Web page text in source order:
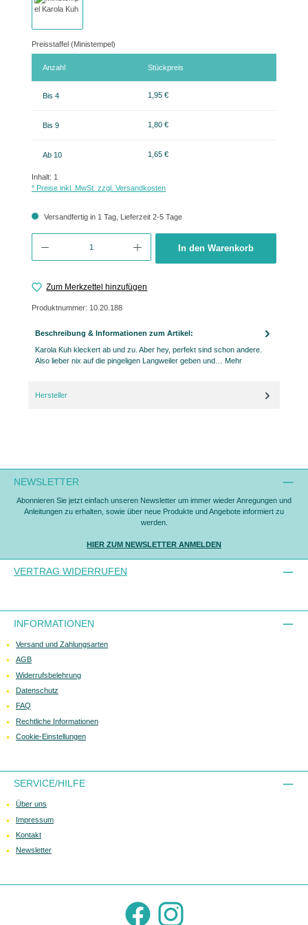
Preisstaffel (Ministempel)
Anzahl Stückpreis
Bis 4 1,95 €
Bis 9 1,80 €
Ab 10 1,65 €
Inhalt: 1
* Preise inkl. MwSt. zzgl. Versandkosten
Versandfertig in 1 Tag, Lieferzeit 2-5 Tage
In den Warenkorb
Zum Merkzettel hinzufügen
Produktnummer: 10.20.188
Beschreibung & Informationen zum Artikel:
Karola Kuh kleckert ab und zu. Aber hey, perfekt sind schon andere.
Also lieber nix auf die pingeligen Langweiler geben und… Mehr
Hersteller
NEWSLETTER
Abonnieren Sie jetzt einfach unseren Newsletter um immer wieder Anregungen und
Anleitungen zu erhalten, sowie über neue Produkte und Angebote informiert zu
werden.
HIER ZUM NEWSLETTER ANMELDEN
VERTRAG WIDERRUFEN
INFORMATIONEN
Versand und Zahlungsarten
AGB
Widerrufsbelehrung
Datenschutz
FAQ
Rechtliche Informationen
Cookie-Einstellungen
SERVICE/HILFE
Über uns
Impressum
Kontakt
Newsletter
Facebook Instagram